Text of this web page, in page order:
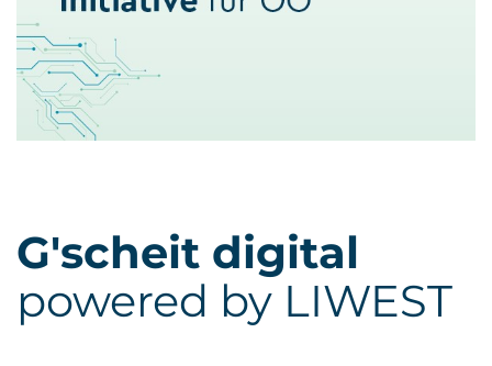
G'scheit digital
powered by LIWEST